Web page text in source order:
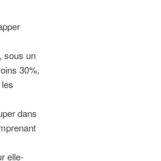
sous un
30%,
dans
elle-